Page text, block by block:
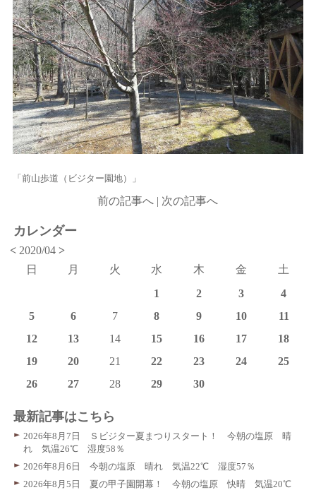
「前山歩道（ビジター園地）」
前の記事へ | 次の記事へ
カレンダー
< 2020/04>
日
月 火 水 木 金
土
1
2 3
4
5
6 7 8 9 10
11
12
13 14 15 16 17
18
19
20 21 22 23 24
25
26
27 28 29 30
最新記事はこちら
2026年8月7日 Ｓビジター夏まつりスタート！ 今朝の塩原 晴
れ 気温26℃ 湿度58％
2026年8月6日 今朝の塩原 晴れ 気温22℃ 湿度57％
2026年8月5日 夏の甲子園開幕！ 今朝の塩原 快晴 気温20℃